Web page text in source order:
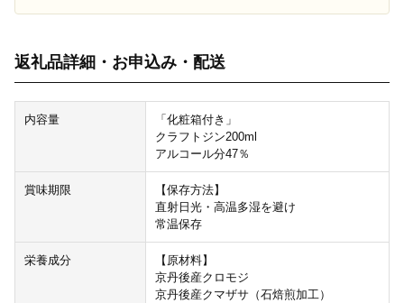
返礼品詳細・お申込み・配送
内容量
「化粧箱付き」
クラフトジン200ml
アルコール分47％
賞味期限
【保存方法】
直射日光・高温多湿を避け
常温保存
栄養成分
【原材料】
京丹後産クロモジ
京丹後産クマザサ（石焙煎加工）